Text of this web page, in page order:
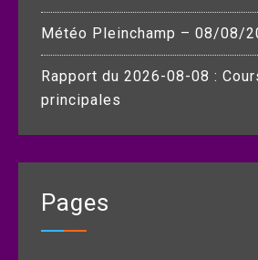
Météo Pleinchamp – 08/08/
Rapport du 2026-08-08 :
principales
Pages